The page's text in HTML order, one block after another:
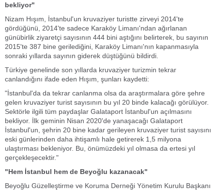
bekliyor"
Nizam Hışım, İstanbul'un kruvaziyer turistte zirveyi 2014'te
gördüğünü, 2014'te sadece Karaköy Limanı'ndan ağırlanan
günübirlik ziyaretçi sayısının 444 bini aştığını belirterek, bu sayının
2015'te 387 bine gerilediğini, Karaköy Limanı'nın kapanmasıyla
sonraki yıllarda sayının giderek düştüğünü bildirdi.
Türkiye genelinde son yıllarda kruvaziyer turizmin tekrar
canlandığını ifade eden Hışım, şunları kaydetti:
"İstanbul'da da tekrar canlanma olsa da araştırmalara göre şehre
gelen kruvaziyer turist sayısının bu yıl 20 binde kalacağı görülüyor.
Sektörle ilgili tüm paydaşlar Galataport İstanbul'un açılmasını
bekliyor. İlk geminin Nisan 2020'de yanaşacağı Galataport
İstanbul'un, şehrin 20 bine kadar gerileyen kruvaziyer turist sayısını
eski günlerinden daha ihtişamlı hale getirerek 1,5 milyona
ulaştırması bekleniyor. Bu, önümüzdeki yıl olmasa da ertesi yıl
gerçekleşecektir."
"Hem İstanbul hem de Beyoğlu kazanacak"
Beyoğlu Güzelleştirme ve Koruma Derneği Yönetim Kurulu Başkanı